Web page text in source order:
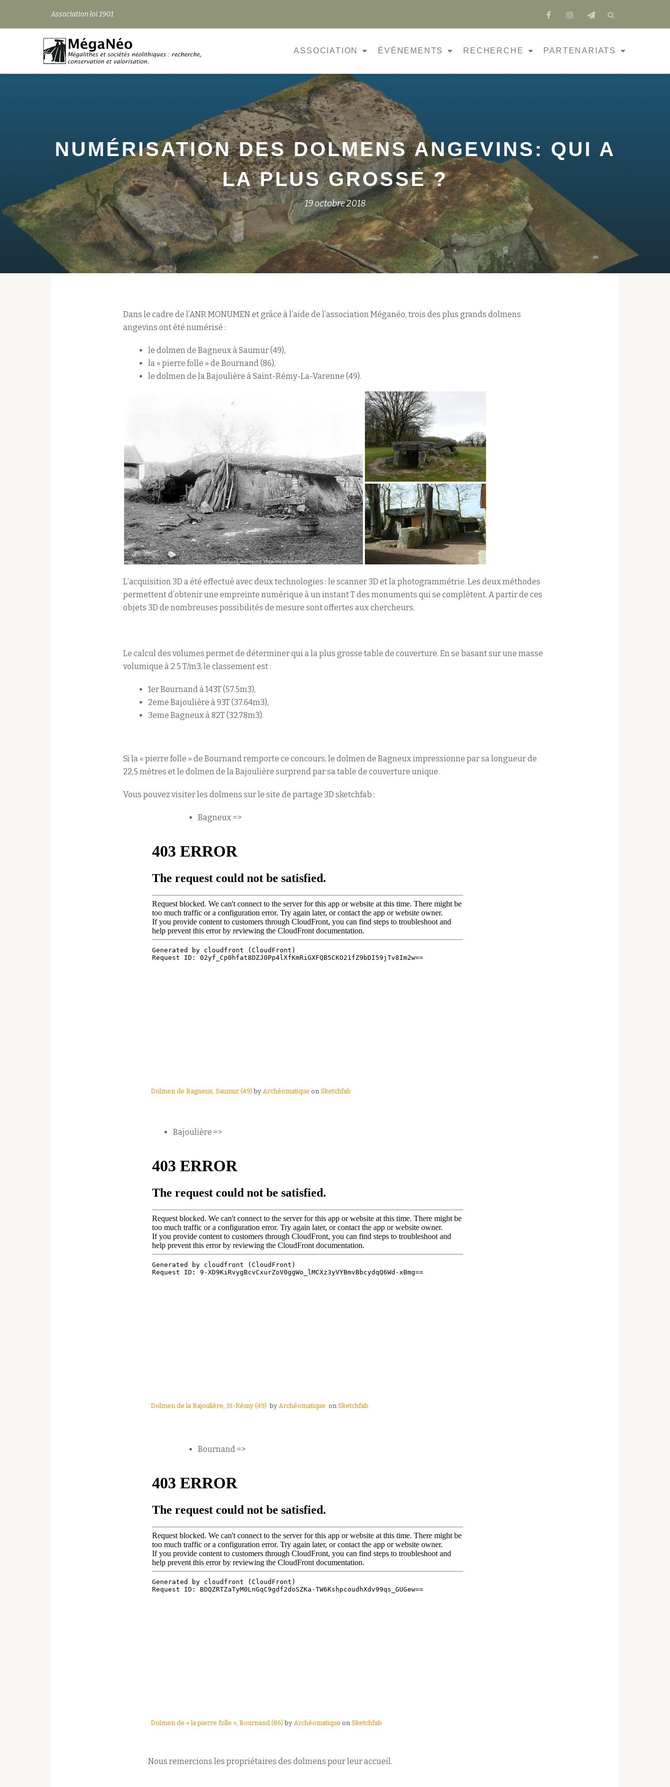
Aller
Association loi 1901
fa-
facebook
fa-
instagram
fa-
send
ASSOCIATION ÉVÉNEMENTS RECHERCHE PARTENARIATS
NUMÉRISATION DES DOLMENS ANGEVINS: QUI A
LA PLUS GROSSE ?
19 octobre 2018
Dans le cadre de l’ANR MONUMEN et grâce à l’aide de l’association Méganéo, trois des plus grands dolmens
angevins ont été numérisé :
le dolmen de Bagneux à Saumur (49),
la « pierre folle » de Bournand (86),
le dolmen de la Bajoulière à Saint-Rémy-La-Varenne (49).
L’acquisition 3D a été effectué avec deux technologies : le scanner 3D et la photogrammétrie. Les deux méthodes
permettent d’obtenir une empreinte numérique à un instant T des monuments qui se complètent. A partir de ces
objets 3D de nombreuses possibilités de mesure sont offertes aux chercheurs.
Le calcul des volumes permet de déterminer qui a la plus grosse table de couverture. En se basant sur une masse
volumique à 2.5 T/m3, le classement est :
1er Bournand à 143T (57.5m3),
2eme Bajoulière à 93T (37.64m3),
3eme Bagneux à 82T (32.78m3).
Si la « pierre folle » de Bournand remporte ce concours, le dolmen de Bagneux impressionne par sa longueur de
22,5 mètres et le dolmen de la Bajoulière surprend par sa table de couverture unique.
Vous pouvez visiter les dolmens sur le site de partage 3D sketchfab :
Bagneux =>
Dolmen de Bagneux, Saumur (49) by Archéomatique on Sketchfab
Bajoulière =>
Dolmen de la Bajoulière, St-Rémy (49) by Archéomatique on Sketchfab
Bournand =>
Dolmen de « la pierre folle », Bournand (86) by Archéomatique on Sketchfab
Nous remercions les propriétaires des dolmens pour leur accueil.